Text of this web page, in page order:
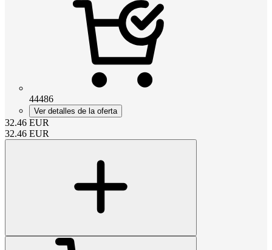
44486
Ver detalles de la oferta
32.46 EUR
32.46 EUR